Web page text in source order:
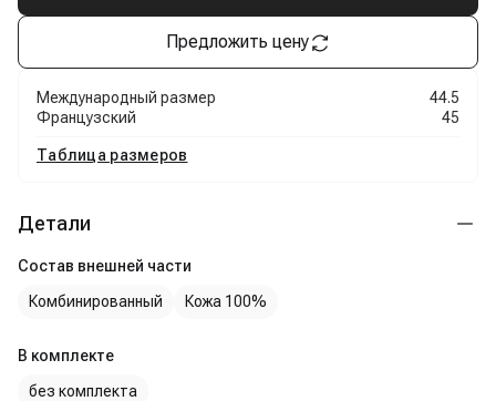
Предложить цену
Международный размер
44.5
Французский
45
Таблица размеров
Детали
Состав внешней части
Комбинированный
Кожа 100%
В комплекте
без комплекта